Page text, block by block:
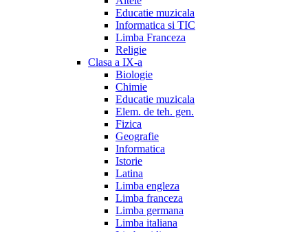
Educatie muzicala
Informatica si TIC
Limba Franceza
Religie
Clasa a IX-a
Biologie
Chimie
Educatie muzicala
Elem. de teh. gen.
Fizica
Geografie
Informatica
Istorie
Latina
Limba engleza
Limba franceza
Limba germana
Limba italiana